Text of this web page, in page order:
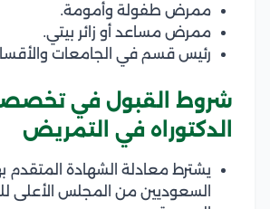
ممرض طفولة وأمومة.
ممرض مساعد أو زائر بيتي.
رئيس قسم في الجامعات
شروط القبول في
الدكتوراه في التمريض
يشترط معادلة الشهادة المتقدم
السعوديين من المجلس الأعلى